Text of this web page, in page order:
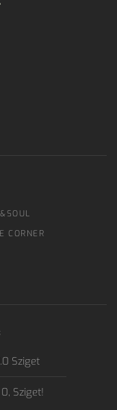
CORNER
Sziget
Sziget!